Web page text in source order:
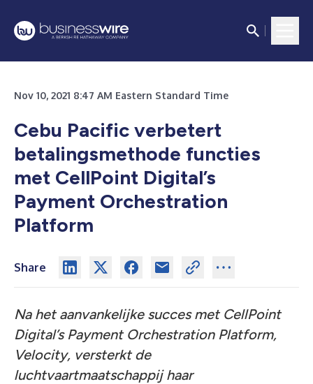
Nov 10, 2021 8:47 AM Eastern Standard Time
Cebu Pacific verbetert
betalingsmethode functies
met CellPoint Digital’s
Payment Orchestration
Platform
Share
Na het aanvankelijke succes met CellPoint
Digital’s Payment Orchestration Platform,
Velocity, versterkt de
luchtvaartmaatschappij haar